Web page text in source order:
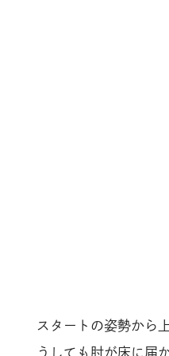
スタートの姿勢から
うしても肘が床に届